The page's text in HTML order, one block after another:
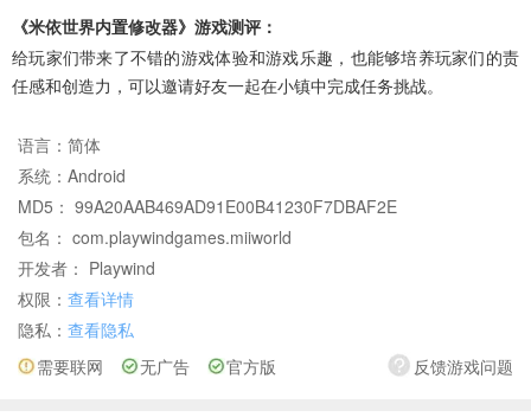
《米依世界内置修改器》游戏测评：
给玩家们带来了不错的游戏体验和游戏乐趣，也能够培养玩家们的责
任感和创造力，可以邀请好友一起在小镇中完成任务挑战。
语言： 简体
系统： Android
MD5： 99A20AAB469AD91E00B41230F7DBAF2E
包名： com.playwindgames.miiworld
开发者： Playwind
权限： 查看详情
隐私： 查看隐私
反馈游戏问题
需要联网 无广告 官方版